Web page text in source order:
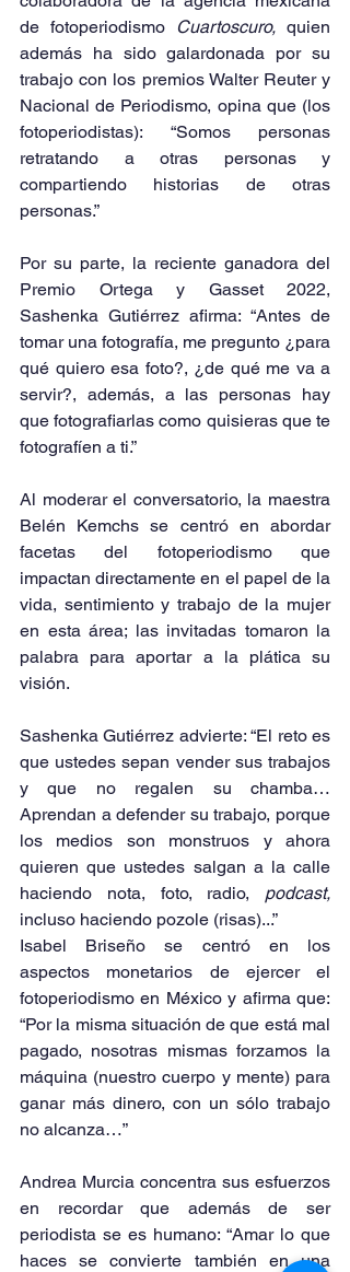
de fotoperiodismo
Cuartoscuro, quien
además ha sido galardonada por su
trabajo con los premios Walter Reuter y
Nacional de Periodismo, opina que (los
fotoperiodistas): “Somos personas
retratando a otras personas y
compartiendo historias de otras
personas.”
Por su parte, la reciente ganadora del
Premio Ortega y Gasset 2022,
Sashenka Gutiérrez afirma: “Antes de
tomar una fotografía, me pregunto ¿para
qué quiero esa foto?, ¿de qué me va a
servir?, además, a las personas hay
que fotografiarlas como quisieras que te
fotografíen a ti.”
Al moderar el conversatorio, la maestra
Belén Kemchs se centró en abordar
facetas del fotoperiodismo que
impactan directamente en el papel de la
vida, sentimiento y trabajo de la mujer
en esta área; las invitadas tomaron la
palabra para aportar a la plática su
visión.
Sashenka Gutiérrez advierte: “El reto es
que ustedes sepan vender sus trabajos
y que no regalen su chamba…
Aprendan a defender su trabajo, porque
los medios son monstruos y ahora
quieren que ustedes salgan a la calle
haciendo nota, foto, radio, podcast,
incluso haciendo pozole (risas)...”
Isabel Briseño se centró en los
aspectos monetarios de ejercer el
fotoperiodismo en México y afirma que:
“Por la misma situación de que está mal
pagado, nosotras mismas forzamos la
máquina (nuestro cuerpo y mente) para
ganar más dinero, con un sólo trabajo
no alcanza…”
Andrea Murcia concentra sus esfuerzos
en recordar que además de ser
periodista se es humano: “Amar lo que
haces se convierte también en una